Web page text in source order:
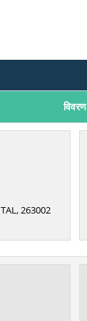
विवरण
263002